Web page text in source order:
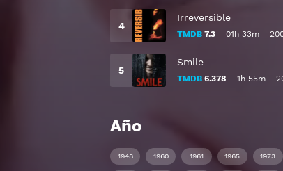
Irreversible
TMDB 7.3 01h 33m
Smile
TMDB 6.378 1h 55m
Año
1948 1960 1961 1965 1973